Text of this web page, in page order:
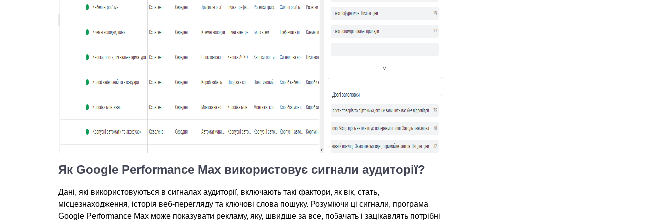
Як Google Performance Max використовує сигнали аудиторії?
Дані, які використовуються в сигналах аудиторії, включають такі фактори, як вік, стать,
місцезнаходження, історія веб-перегляду та ключові слова пошуку. Розуміючи ці сигнали, програма
Google Performance Max може показувати рекламу, яку, швидше за все, побачать і зацікавлять потрібні